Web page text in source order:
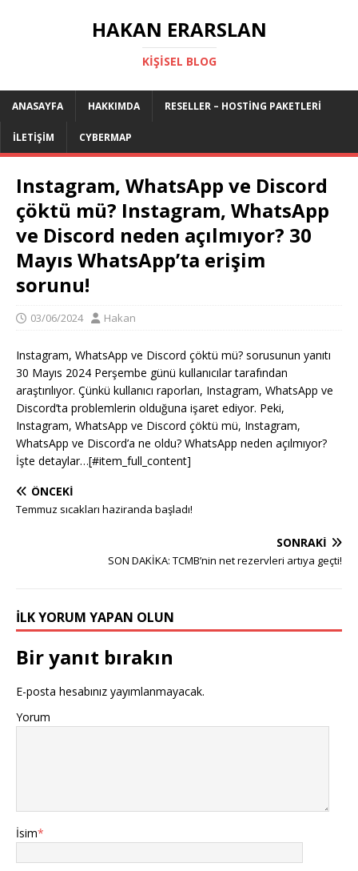
HAKAN ERARSLAN
KIŞISEL BLOG
ANASAYFA HAKKIMDA RESELLER – HOSTING PAKETLERI
İLETIŞIM CYBERMAP
Instagram, WhatsApp ve Discord
çöktü mü? Instagram, WhatsApp
ve Discord neden açılmıyor? 30
Mayıs WhatsApp’ta erişim
sorunu!
03/06/2024 Hakan
Instagram, WhatsApp ve Discord çöktü mü? sorusunun yanıtı
30 Mayıs 2024 Perşembe günü kullanıcılar tarafından
araştırılıyor. Çünkü kullanıcı raporları, Instagram, WhatsApp ve
Discord’ta problemlerin olduğuna işaret ediyor. Peki,
Instagram, WhatsApp ve Discord çöktü mü, Instagram,
WhatsApp ve Discord’a ne oldu? WhatsApp neden açılmıyor?
İşte detaylar…[#item_full_content]
ÖNCEKI
Temmuz sıcakları haziranda başladı!
SONRAKI
SON DAKİKA: TCMB’nin net rezervleri artıya geçti!
İLK YORUM YAPAN OLUN
Bir yanıt bırakın
E-posta hesabınız yayımlanmayacak.
Yorum
İsim*